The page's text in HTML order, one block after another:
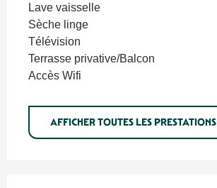
Lave vaisselle
Sèche linge
Télévision
Terrasse privative/Balcon
Accès Wifi
AFFICHER TOUTES LES PRESTATIONS